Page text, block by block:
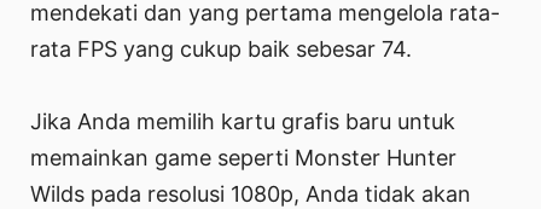
mendekati dan yang pertama mengelola rata-
rata FPS yang cukup baik sebesar 74.
Jika Anda memilih kartu grafis baru untuk
memainkan game seperti Monster Hunter
Wilds pada resolusi 1080p, Anda tidak akan